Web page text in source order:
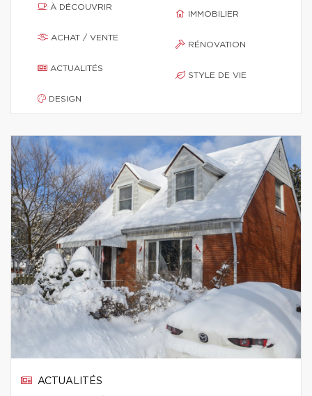
À DÉCOUVRIR
ACHAT / VENTE
ACTUALITÉS
DESIGN
IMMOBILIER
RÉNOVATION
STYLE DE VIE
ACTUALITÉS